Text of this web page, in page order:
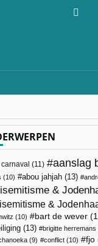
(11) aanslag
(10) abou jahjah (13)
&
&
(10) bart de wever
(13) brigitte herremans
(9) conflict (10) fjo